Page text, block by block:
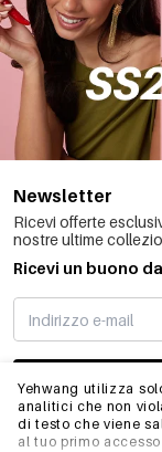
Yehwang utilizza
analitici che non
di testo che viene
al tuo primo
Newsletter
Ricevi offerte
nostre ultime
Ricevi un buono